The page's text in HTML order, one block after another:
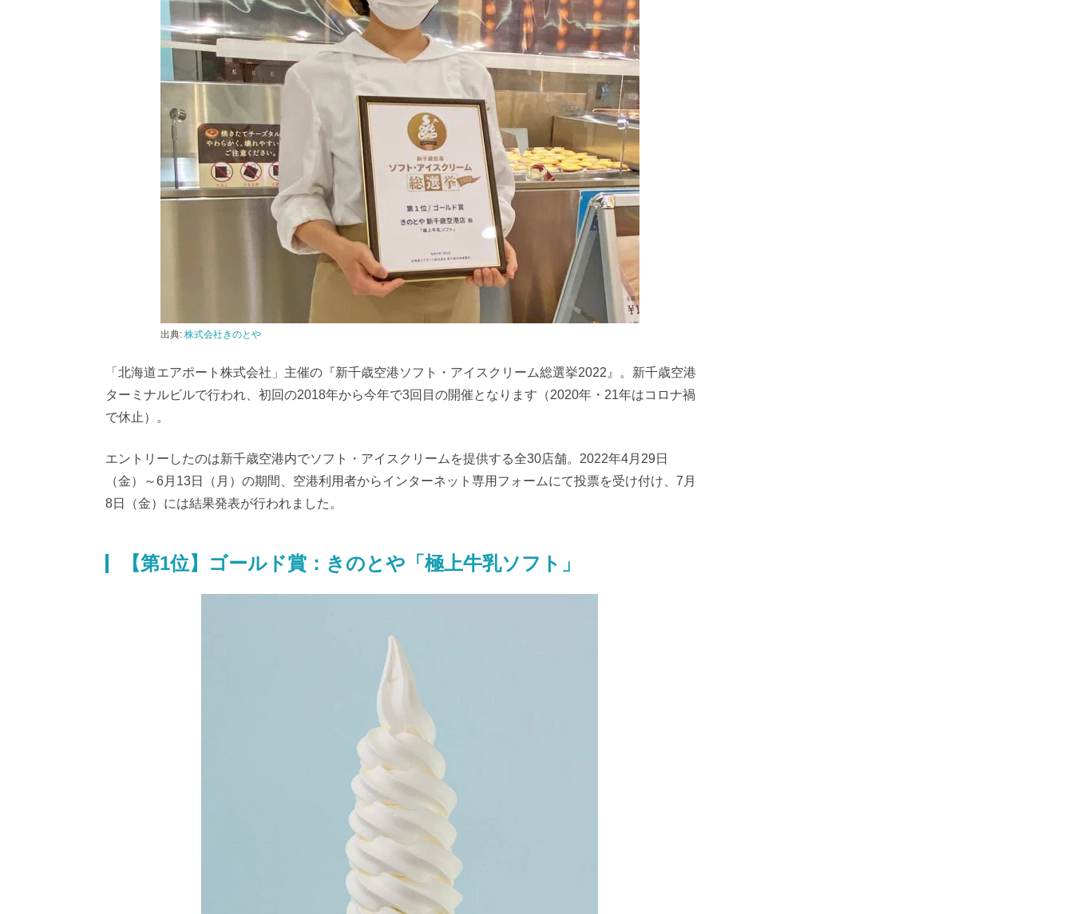
出典: 株式会社きのとや
「北海道エアポート株式会社」主催の『新千歳空港ソフト・アイスクリーム総選挙2022』。新千歳空港
ターミナルビルで行われ、初回の2018年から今年で3回目の開催となります（2020年・21年はコロナ禍
で休止）。
エントリーしたのは新千歳空港内でソフト・アイスクリームを提供する全30店舗。2022年4月29日
（金）～6月13日（月）の期間、空港利用者からインターネット専用フォームにて投票を受け付け、7月
8日（金）には結果発表が行われました。
【第1位】ゴールド賞：きのとや「極上牛乳ソフト」